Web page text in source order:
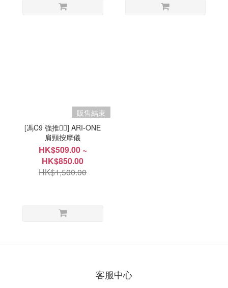
販售結束
[馮C9 強推👍🏻] ARI-ONE
肩頸按摩儀
HK$509.00 ~
HK$850.00
HK$1,500.00
客服中心